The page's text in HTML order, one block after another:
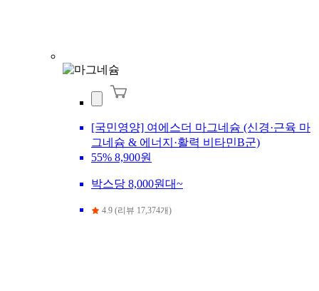
[국민영양] 여에스더 마그네슘 (신경·근육 마
그네슘 & 에너지·활력 비타민B군)
55% 8,900원
박스당 8,000원대~
4.9 (리뷰 17,374개)